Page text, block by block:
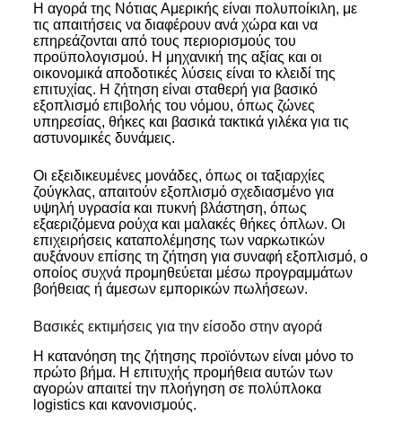
Η αγορά της Νότιας Αμερικής είναι πολυποίκιλη, με
τις απαιτήσεις να διαφέρουν ανά χώρα και να
επηρεάζονται από τους περιορισμούς του
προϋπολογισμού. Η μηχανική της αξίας και οι
οικονομικά αποδοτικές λύσεις είναι το κλειδί της
επιτυχίας. Η ζήτηση είναι σταθερή για βασικό
εξοπλισμό επιβολής του νόμου, όπως ζώνες
υπηρεσίας, θήκες και βασικά τακτικά γιλέκα για τις
αστυνομικές δυνάμεις.
Οι εξειδικευμένες μονάδες, όπως οι ταξιαρχίες
ζούγκλας, απαιτούν εξοπλισμό σχεδιασμένο για
υψηλή υγρασία και πυκνή βλάστηση, όπως
εξαεριζόμενα ρούχα και μαλακές θήκες όπλων. Οι
επιχειρήσεις καταπολέμησης των ναρκωτικών
αυξάνουν επίσης τη ζήτηση για συναφή εξοπλισμό, ο
οποίος συχνά προμηθεύεται μέσω προγραμμάτων
βοήθειας ή άμεσων εμπορικών πωλήσεων.
Βασικές εκτιμήσεις για την είσοδο στην αγορά
Η κατανόηση της ζήτησης προϊόντων είναι μόνο το
πρώτο βήμα. Η επιτυχής προμήθεια αυτών των
αγορών απαιτεί την πλοήγηση σε πολύπλοκα
logistics και κανονισμούς.